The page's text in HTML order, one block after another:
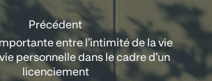
Précédent
entre l’intimité de la vie
personnelle dans le cadre d’un
licenciement